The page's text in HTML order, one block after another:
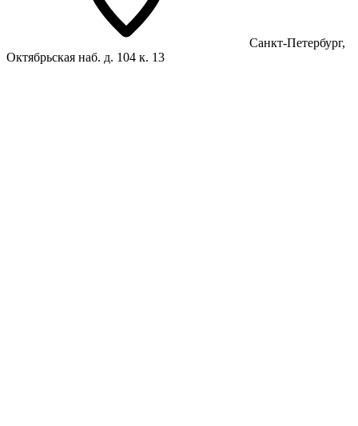
Санкт-Петербург,
Октябрьская наб. д. 104 к. 13